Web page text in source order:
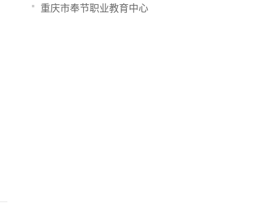
重庆市奉节职业教育中心